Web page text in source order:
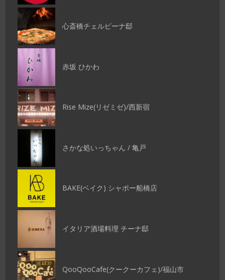
心斎橋チェルピーナ邸
赤坂 ひかわ
Rise Mize(リゼミゼ)/西新宿
さかな処いっちゃん / 亀戸
BAKE(ベイク) シャポー船橋店
イタリア酒場料理 チーナ邸
QooQooCafe(クークーカフェ)/福山市